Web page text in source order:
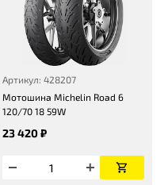
Артикул: 428207
Мотошина Michelin Road 6
120/70 18 59W
23 420 ₽